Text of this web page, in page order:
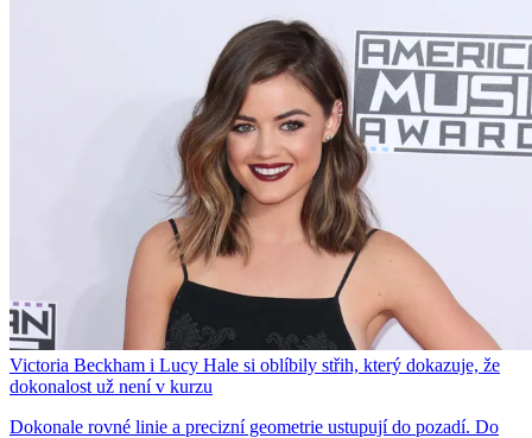
Victoria Beckham i Lucy Hale si oblíbily střih, který dokazuje, že
dokonalost už není v kurzu
Dokonale rovné linie a precizní geometrie ustupují do pozadí. Do